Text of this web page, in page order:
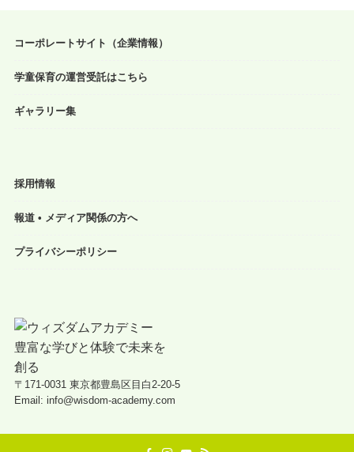
コーポレートサイト（企業情報）
学童保育の運営受託はこちら
ギャラリー集
採用情報
報道 • メディア関係の方へ
プライバシーポリシー
〒171-0031 東京都豊島区目白2-20-5
Email: info@wisdom-academy.com